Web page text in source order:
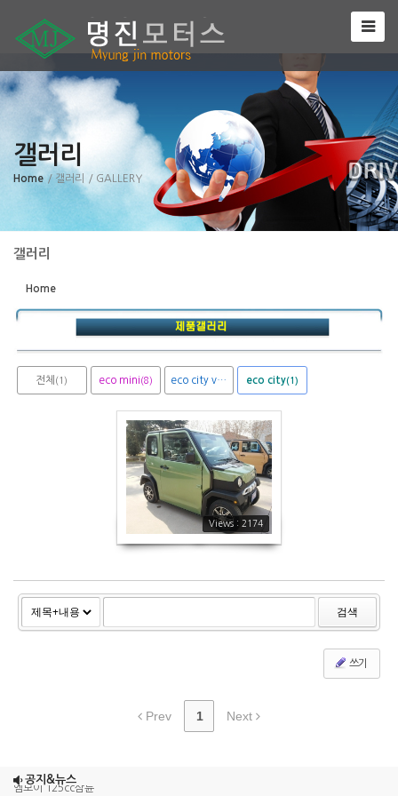
갤러리
Home / 갤러리 / GALLERY
갤러리
Home
전체 (1) eco mini (8) eco city van eco city(1)
Views : 2174
에코 시티
2174
검색
쓰기
Prev 1 Next
공지&뉴스
엠보이 125cc삼륜
Sketchbook5, 스케치북5
Sketchbook5, 스케치북5